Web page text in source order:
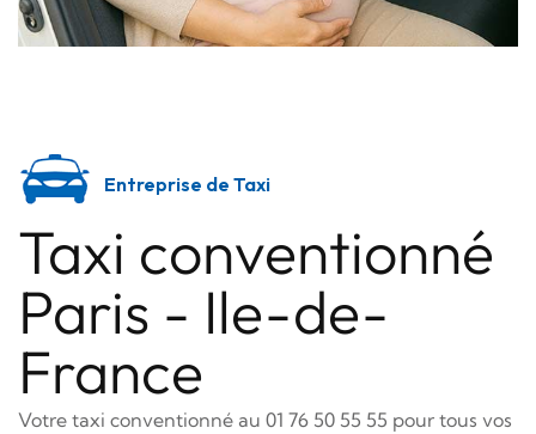
Entreprise de Taxi
Taxi conventionné
Paris - Ile-de-
France
Votre taxi conventionné au 01 76 50 55 55 pour tous vos